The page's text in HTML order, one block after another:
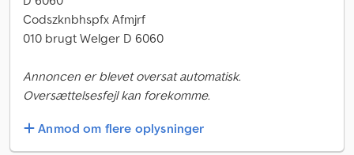
Codszknbhspfx Afmjrf
010 brugt Welger D 6060
Annoncen er blevet oversat automatisk.
Oversættelsesfejl kan forekomme.
Anmod om flere oplysninger